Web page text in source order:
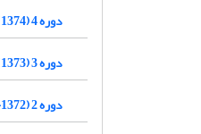
دوره 4 (1374)
دوره 3 (1373)
دوره 2 (1372-1371)